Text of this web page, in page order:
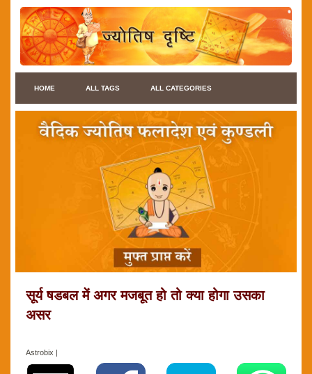
HOME ALL TAGS ALL CATEGORIES
सूर्य षडबल में अगर मजबूत हो तो क्या होगा उसका
असर
Astrobix |